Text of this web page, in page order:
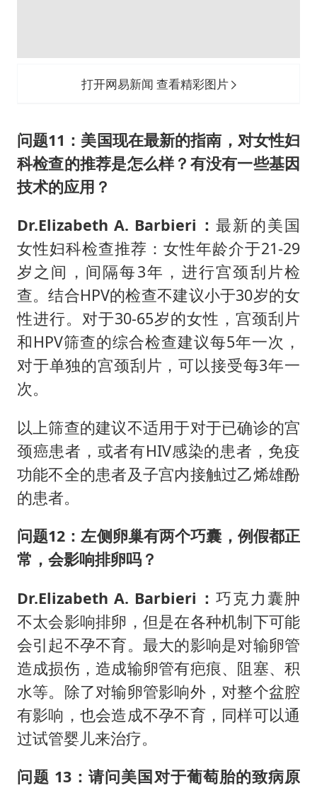
打开网易新闻 查看精彩图片
问题11： 美国现在最新的指南，对女性妇
科检查的推荐是怎么样？有没有一些基因
技术的应用？
Dr.Elizabeth A. Barbieri： 最新的美国
女性妇科检查推荐：女性年龄介于21-29
岁之间，间隔每3年，进行宫颈刮片检
查。结合HPV的检查不建议小于30岁的女
性进行。对于30-65岁的女性，宫颈刮片
和HPV筛查的综合检查建议每5年一次，
对于单独的宫颈刮片，可以接受每3年一
次。
以上筛查的建议不适用于对于已确诊的宫
颈癌患者，或者有HIV感染的患者，免疫
功能不全的患者及子宫内接触过乙烯雄酚
的患者。
问题12：左侧卵巢有两个巧囊，例假都正
常，会影响排卵吗？
Dr.Elizabeth A. Barbieri： 巧克力囊肿
不太会影响排卵，但是在各种机制下可能
会引起不孕不育。最大的影响是对输卵管
造成损伤，造成输卵管有疤痕、阻塞、积
水等。除了对输卵管影响外，对整个盆腔
有影响，也会造成不孕不育，同样可以通
过试管婴儿来治疗。
问题 13：请问美国对于葡萄胎的致病原